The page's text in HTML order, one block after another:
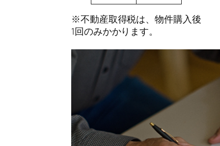
※不動産取得税は、物件購入後
1回のみかかります。